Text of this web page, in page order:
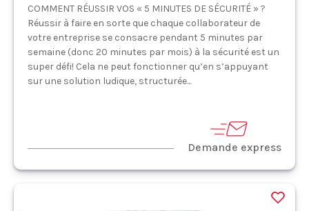
COMMENT RÉUSSIR VOS « 5 MINUTES DE SÉCURITÉ » ?
Réussir à faire en sorte que chaque collaborateur de
votre entreprise se consacre pendant 5 minutes par
semaine (donc 20 minutes par mois) à la sécurité est un
super défi! Cela ne peut fonctionner qu’en s’appuyant
sur une solution ludique, structurée...
Demande express